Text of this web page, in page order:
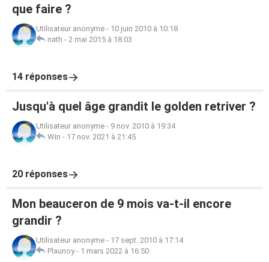
que faire ?
Utilisateur anonyme - 10 juin 2010 à 10:18
nath - 2 mai 2015 à 18:03
14 réponses
Jusqu'à quel âge grandit le golden retriver ?
Utilisateur anonyme - 9 nov. 2010 à 19:34
Win - 17 nov. 2021 à 21:45
20 réponses
Mon beauceron de 9 mois va-t-il encore
grandir ?
Utilisateur anonyme - 17 sept. 2010 à 17:14
Plaunoy- 1 mars 2022 à 16:50